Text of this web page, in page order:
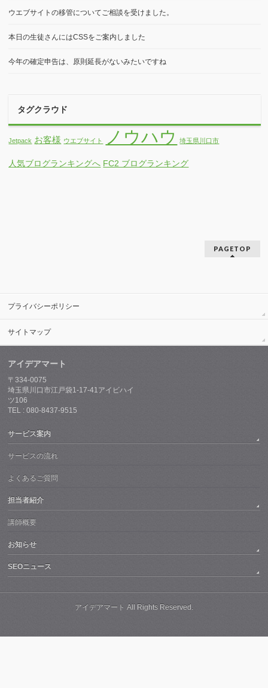
ウエブサイトの移管についてご相談を受けました。
本日の生徒さんにはCSSをご案内しました
今年の確定申告は、原則延長がないみたいですね
タグクラウド
Jetpack お客様 ウエブサイト ノウハウ 埼玉県川口市
人気ブログランキングへ FC2 ブログランキング
PAGETOP
プライバシーポリシー
サイトマップ
アイデアマート
〒334-0075
埼玉県川口市江戸袋1-17-41アイビハイ
ツ106
TEL : 080-8437-9515
サービス案内
サービスの流れ
よくあるご質問
担当者紹介
講師概要
お知らせ
SEOニュース
アイデアマート All Rights Reserved.